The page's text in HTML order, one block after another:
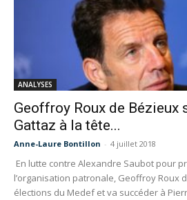
ANALYSES
Geoffroy Roux de Bézieux
Gattaz à la tête...
Anne-Laure Bontillon - 4 juillet 2018
En lutte contre Alexandre Saubot pour
l’organisation patronale, Geoffroy Roux
élections du Medef et va succéder à